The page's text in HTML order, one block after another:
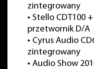
zintegrowany
• Stello CDT100
przetwornik D/A
• Cyrus Audio
zintegrowany
• Audio Show